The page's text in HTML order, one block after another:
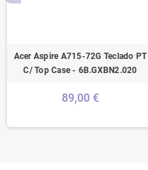
Acer Aspire A715-72G Teclado PT
C/ Top Case - 6B.GXBN2.020
89,00 €